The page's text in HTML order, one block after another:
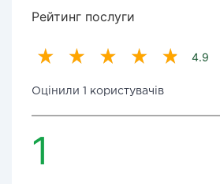
Рейтинг послуги
4.9
Оцінили 1 користувачів
1